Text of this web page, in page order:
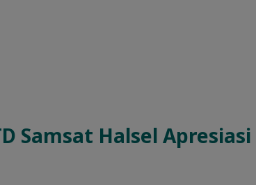
Samsat Halsel Apresiasi